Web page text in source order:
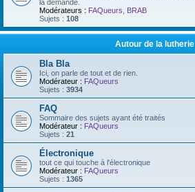
la demande.
Modérateurs : FAQueurs
BRAB
Sujets : 108
Autour de la lutherie
Bla Bla
Ici, on parle de tout et de rien.
Modérateur : FAQueurs
Sujets : 3934
FAQ
Sommaire des sujets ayant été traités
Modérateur : FAQueurs
Sujets : 21
Électronique
tout ce qui touche à l'électronique
Modérateur : FAQueurs
Sujets : 1365